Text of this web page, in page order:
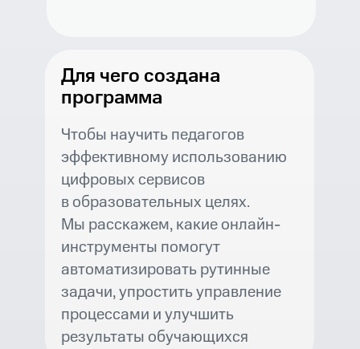
Для чего создана
программа
Чтобы научить педагогов
эффективному использованию
цифровых сервисов
в образовательных целях.
Мы расскажем, какие онлайн-
инструменты помогут
автоматизировать рутинные
задачи, упростить управление
процессами и улучшить
результаты обучающихся